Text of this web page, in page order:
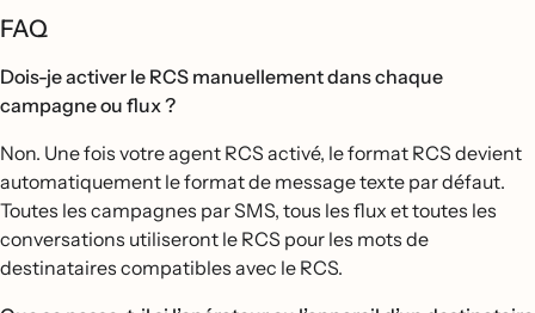
FAQ
Dois-je activer le RCS manuellement dans chaque
campagne ou flux ?
Non. Une fois votre agent RCS activé, le format RCS devient
automatiquement le format de message texte par défaut.
Toutes les campagnes par SMS, tous les flux et toutes les
conversations utiliseront le RCS pour les mots de
destinataires compatibles avec le RCS.